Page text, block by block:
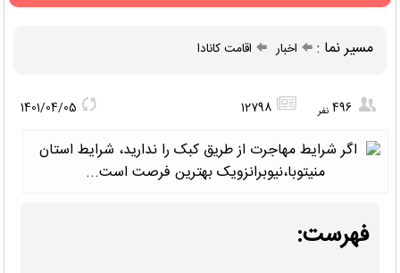
مسیر نما : اخبار اقامت کانادا
نفر 1401/04/05 12798
فهرست: